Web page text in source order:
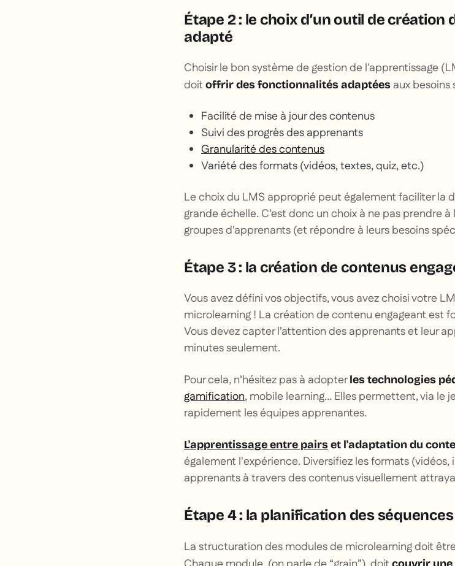
Étape 2 : le choix d’un outil de
adapté
Choisir le bon système de gestion de l'apprentissage
doit offrir des fonctionnalités adaptées aux
Facilité de mise à jour des contenus
Suivi des progrès des apprenants
Granularité des contenus
Variété des formats (vidéos, textes, quiz, etc.)
Le choix du LMS approprié peut également faciliter la
grande échelle. C’est donc un choix à ne pas prendre
groupes d'apprenants (et répondre à leurs besoins
Étape 3 : la création de contenus
Vous avez défini vos objectifs, vous avez choisi votre
microlearning ! La création de contenu engageant est
Vous devez capter l’attention des apprenants et leur
minutes seulement.
Pour cela, n’hésitez pas à adopterles technologies
gamification, mobile learning… Elles permettent, via le
rapidement les équipes apprenantes.
L'apprentissage entre pairset l'adaptation du
également l'expérience. Diversifiez les formats (vidéos,
apprenants à travers des contenus visuellement
Étape 4 : la planification des
La structuration des modules de microlearning doit
couvrir une